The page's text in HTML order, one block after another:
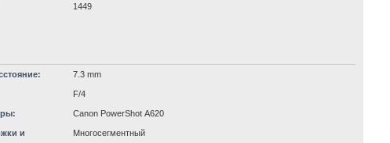
1449
7.3 mm
F/4
Canon PowerShot A620
и
Многосегментный